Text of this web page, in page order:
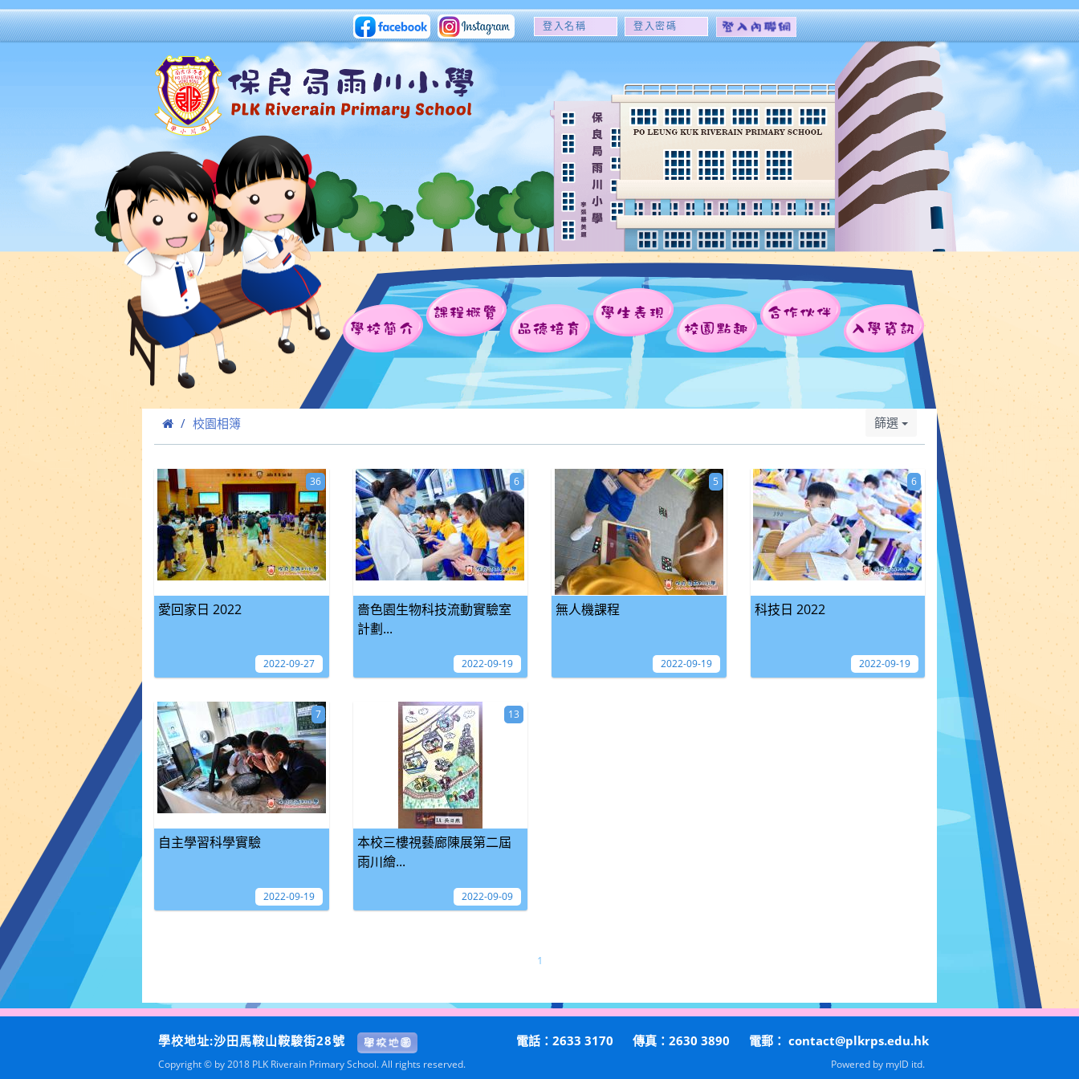
登
名
稱
登
密
碼
學校簡介
課程概覽
品德培育
學生表現
校園點趣
合作伙伴
入學資訊
校園相簿 篩選
愛回家日 2022
36
2022-09-27
嗇色園生物科技流動實驗室
計劃...
6
2022-09-19
無人機課程
5
2022-09-19
科技日 2022
6
2022-09-19
自主學習科學實驗
7
2022-09-19
本校三樓視藝廊陳展第二屆
雨川繪...
13
2022-09-09
1
學校地址:沙田馬鞍山鞍駿街28號 電話：2633 3170 傳真：2630 3890 電郵： contact@plkrps.edu.hk
Copyright © by 2018 PLK Riverain Primary School. All rights reserved. Powered by myID itd.